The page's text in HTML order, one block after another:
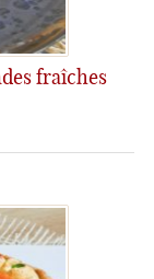
fraîches